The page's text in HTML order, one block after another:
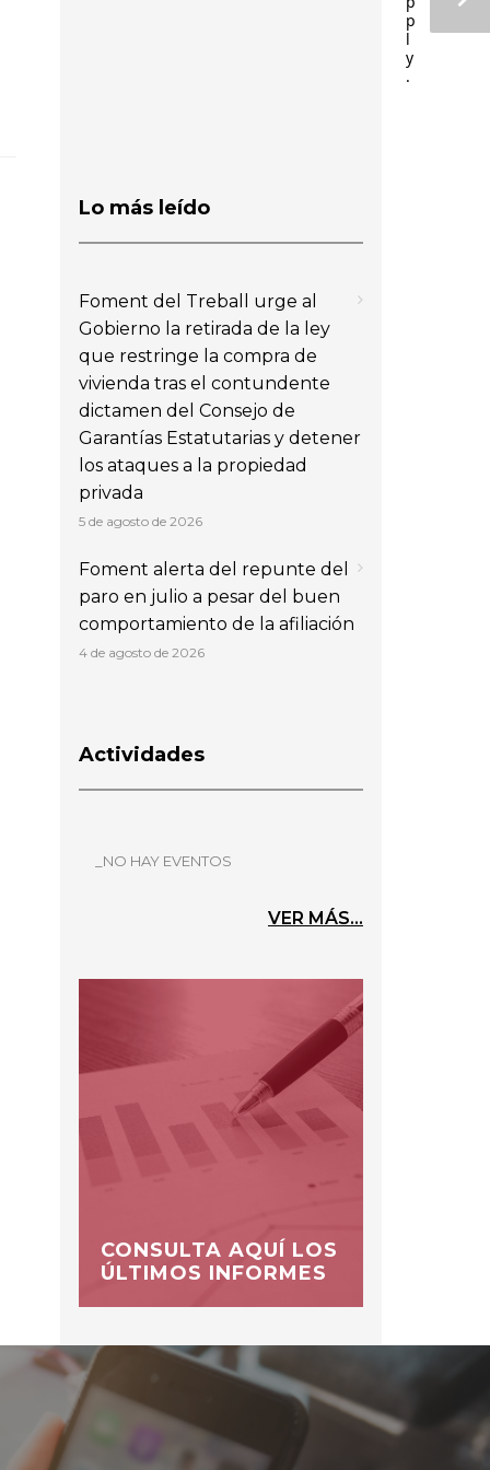
p
l
y
.
Lo más leído
Foment del Treball urge al
Gobierno la retirada de la ley
que restringe la compra de
vivienda tras el contundente
dictamen del Consejo de
Garantías Estatutarias y detener
los ataques a la propiedad
privada
5 de agosto de 2026
Foment alerta del repunte del
paro en julio a pesar del buen
comportamiento de la afiliación
4 de agosto de 2026
Actividades
_NO HAY EVENTOS
VER MÁS...
CONSULTA AQUÍ LOS
ÚLTIMOS INFORMES